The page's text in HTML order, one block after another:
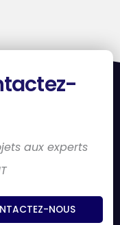
aux experts
NOUS